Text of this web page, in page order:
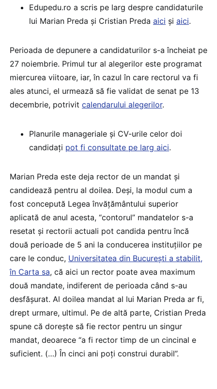
Edupedu.ro a scris pe larg despre candidaturile
lui Marian Preda și Cristian Preda aici și aici.
Perioada de depunere a candidaturilor s-a încheiat pe
27 noiembrie. Primul tur al alegerilor este programat
miercurea viitoare, iar, în cazul în care rectorul va fi
ales atunci, el urmează să fie validat de senat pe 13
decembrie, potrivit calendarului alegerilor.
Planurile manageriale și CV-urile celor doi
candidați pot fi consultate pe larg aici.
Marian Preda este deja rector de un mandat și
candidează pentru al doilea. Deși, la modul cum a
fost concepută Legea învățământului superior
aplicată de anul acesta, “contorul” mandatelor s-a
resetat și rectorii actuali pot candida pentru încă
două perioade de 5 ani la conducerea instituțiilor pe
care le conduc, Universitatea din București a stabilit,
în Carta sa, că aici un rector poate avea maximum
două mandate, indiferent de perioada când s-au
desfășurat. Al doilea mandat al lui Marian Preda ar fi,
drept urmare, ultimul. Pe de altă parte, Cristian Preda
spune că dorește să fie rector pentru un singur
mandat, deoarece “a fi rector timp de un cincinal e
suficient. (…) În cinci ani poți construi durabil”.